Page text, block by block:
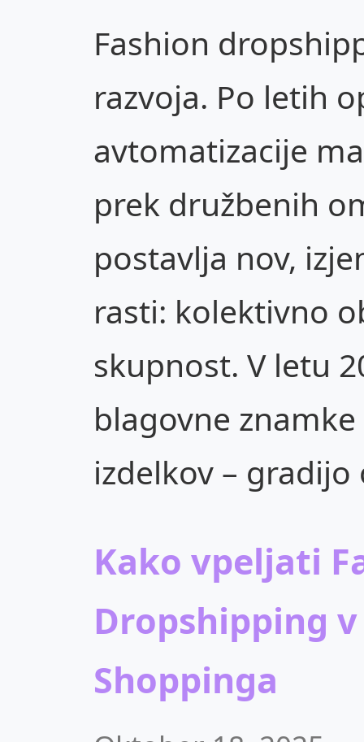
Fashion
razvoja. Po letih
avtomatizacije
prek družbenih
postavlja nov,
rasti: kolektivno
skupnost. V letu
blagovne
izdelkov –
Kako vpeljati
Dropshipping
Shoppinga